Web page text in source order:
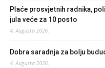
Plaće prosvjetnih radnika,
jula veće za 10 posto
4. Augusta 2026.
Dobra saradnja za bolju
4. Augusta 2026.